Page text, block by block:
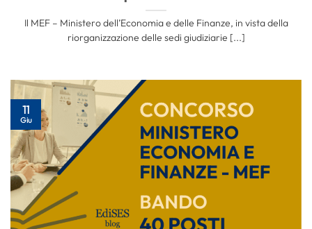
Il MEF – Ministero dell’Economia e delle Finanze, in vista della
riorganizzazione delle sedi giudiziarie [...]
11
Giu